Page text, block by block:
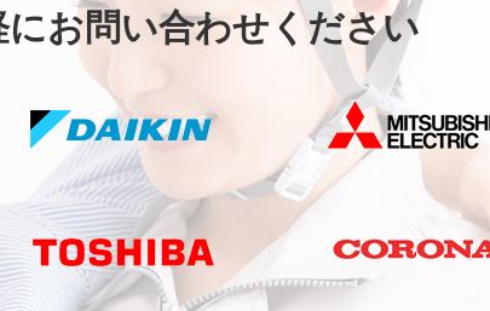
お問い合わせください